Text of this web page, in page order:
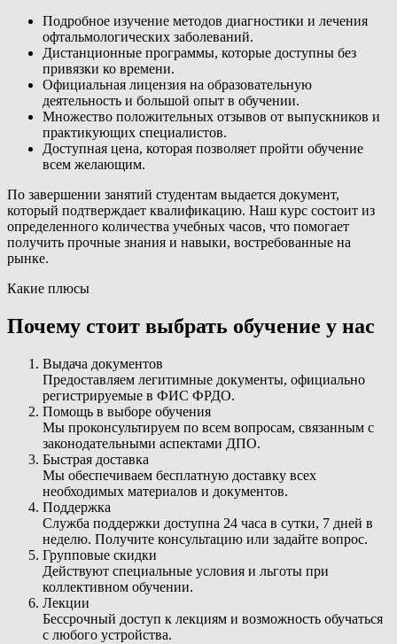
Подробное изучение методов диагностики и лечения
офтальмологических заболеваний.
Дистанционные программы, которые доступны без
привязки ко времени.
Официальная лицензия на образовательную
деятельность и большой опыт в обучении.
Множество положительных отзывов от выпускников и
практикующих специалистов.
Доступная цена, которая позволяет пройти обучение
всем желающим.
По завершении занятий студентам выдается документ,
который подтверждает квалификацию. Наш курс состоит из
определенного количества учебных часов, что помогает
получить прочные знания и навыки, востребованные на
рынке.
Какие плюсы
Почему стоит выбрать обучение у нас
Выдача документов
Предоставляем легитимные документы, официально
регистрируемые в ФИС ФРДО.
Помощь в выборе обучения
Мы проконсультируем по всем вопросам, связанным с
законодательными аспектами ДПО.
Быстрая доставка
Мы обеспечиваем бесплатную доставку всех
необходимых материалов и документов.
Поддержка
Служба поддержки доступна 24 часа в сутки, 7 дней в
неделю. Получите консультацию или задайте вопрос.
Групповые скидки
Действуют специальные условия и льготы при
коллективном обучении.
Лекции
Бессрочный доступ к лекциям и возможность обучаться
с любого устройства.